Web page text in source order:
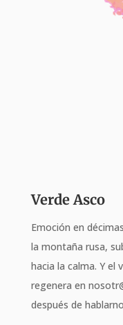
Verde Asco
Emoción en
la montaña rusa,
hacia la calma. Y el
regenera en
después de